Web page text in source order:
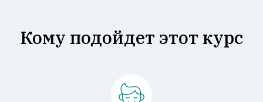
Кому подойдет этот курс